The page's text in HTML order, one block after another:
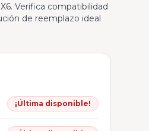
Verifica compatibilidad
de reemplazo ideal
¡Última disponible!